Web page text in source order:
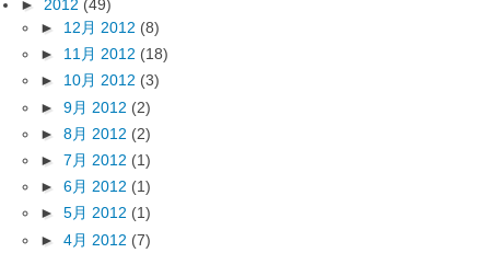
► 2012 (49)
► 12月 2012 (8)
► 11月 2012 (18)
► 10月 2012 (3)
► 9月 2012 (2)
► 8月 2012 (2)
► 7月 2012 (1)
► 6月 2012 (1)
► 5月 2012 (1)
► 4月 2012 (7)